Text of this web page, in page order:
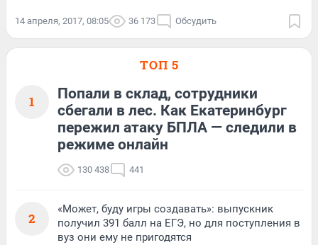
14 апреля, 2017, 08:05 36 173 Обсудить
ТОП 5
1
Попали в склад, сотрудники
сбегали в лес. Как Екатеринбург
пережил атаку БПЛА — следили в
режиме онлайн
130 438 441
2
«Может, буду игры создавать»: выпускник
получил 391 балл на ЕГЭ, но для поступления в
вуз они ему не пригодятся